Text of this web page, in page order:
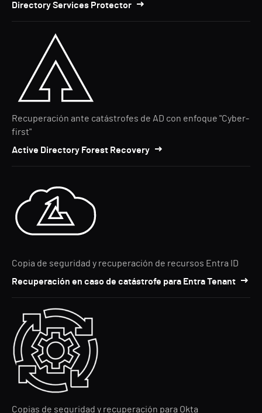
Directory Services Protector
Recuperación ante catástrofes de AD con enfoque "Cyber-
first"
Active Directory Forest Recovery
Copia de seguridad y recuperación de recursos Entra ID
Recuperación en caso de catástrofe para Entra Tenant
Copias de seguridad y recuperación para Okta